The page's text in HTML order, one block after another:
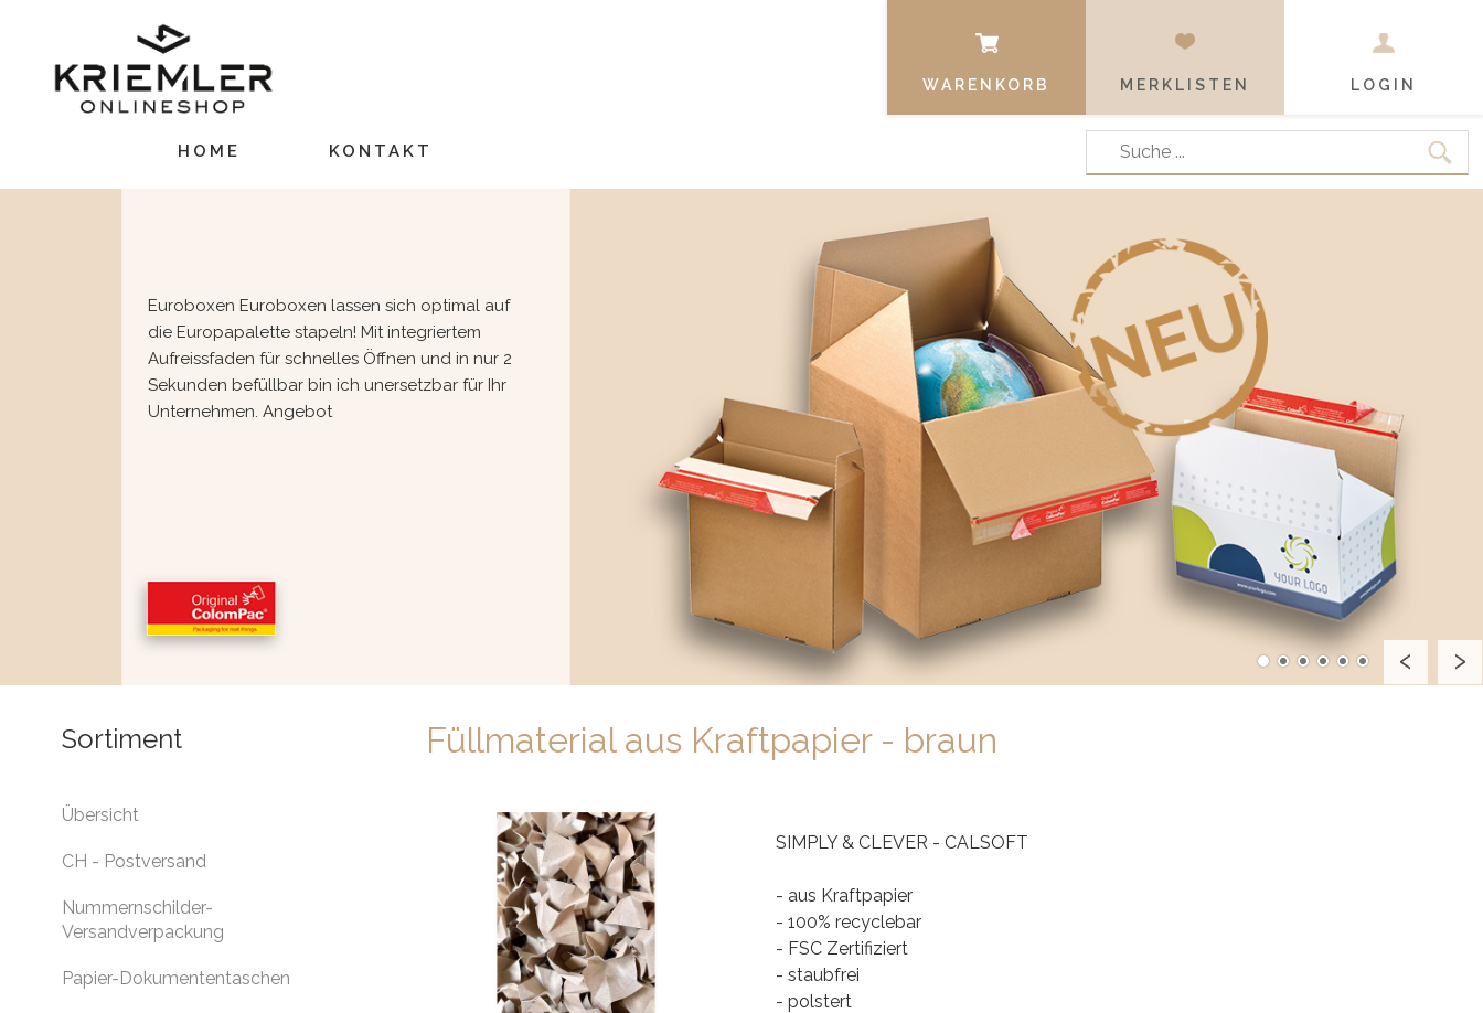
WARENKORB MERKLISTEN LOGIN
HOME KONTAKT
Euroboxen Euroboxen lassen sich optimal auf
die Europapalette stapeln! Mit integriertem
Aufreissfaden für schnelles Öffnen und in nur 2
Sekunden befüllbar bin ich unersetzbar für Ihr
Unternehmen. Angebot
Next
Prev
Sortiment
Übersicht
CH - Postversand
Nummernschilder-
Versandverpackung
Papier-Dokumententaschen
Füllmaterial aus Kraftpapier - braun
SIMPLY & CLEVER - CALSOFT
- aus Kraftpapier
- 100% recyclebar
- FSC Zertifiziert
- staubfrei
- polstert